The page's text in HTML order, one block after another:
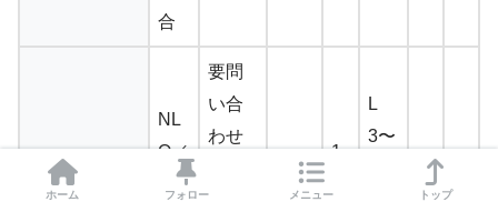
合
ThoughtSpot
NL
Q／
要問
い合
わせ
額目
1
L
3〜
◎
ホーム フォロー メニュー トップ